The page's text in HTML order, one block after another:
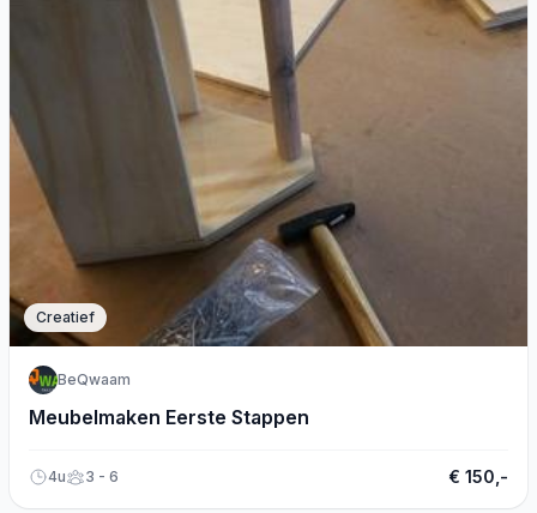
Creatief
BeQwaam
Meubelmaken Eerste Stappen
4u 3 - 6 € 150,-